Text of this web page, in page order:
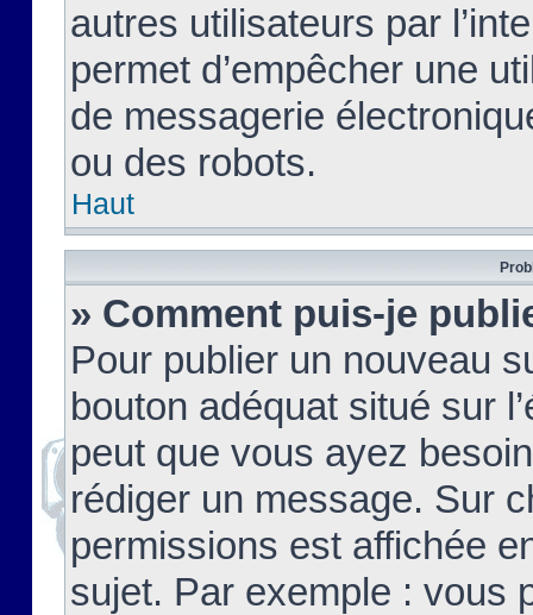
autres utilisateurs par
permet d’empêcher une
de messagerie
ou des robots.
Haut
» Comment puis-je
Pour publier un nouveau
bouton adéquat situé sur
peut que vous ayez
rédiger un message. Sur
permissions est affichée
sujet. Par exemple : vous